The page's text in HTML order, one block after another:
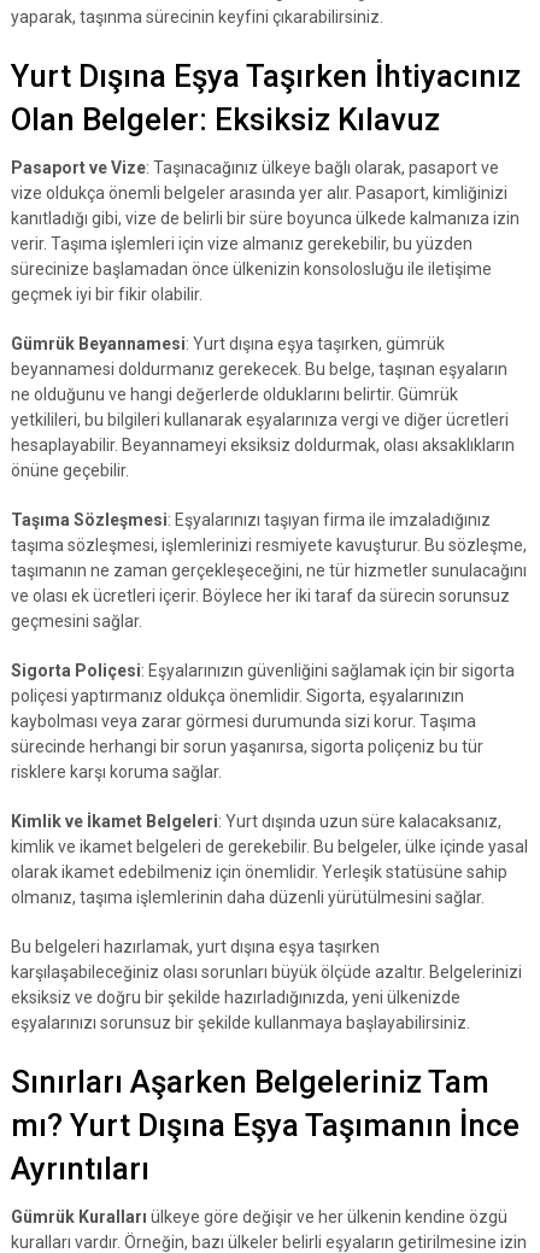
yaparak, taşınma sürecinin keyfini çıkarabilirsiniz.
Yurt Dışına Eşya Taşırken İhtiyacınız
Olan Belgeler: Eksiksiz Kılavuz
Pasaport ve Vize: Taşınacağınız ülkeye bağlı olarak, pasaport ve
vize oldukça önemli belgeler arasında yer alır. Pasaport, kimliğinizi
kanıtladığı gibi, vize de belirli bir süre boyunca ülkede kalmanıza izin
verir. Taşıma işlemleri için vize almanız gerekebilir, bu yüzden
sürecinize başlamadan önce ülkenizin konsolosluğu ile iletişime
geçmek iyi bir fikir olabilir.
Gümrük Beyannamesi: Yurt dışına eşya taşırken, gümrük
beyannamesi doldurmanız gerekecek. Bu belge, taşınan eşyaların
ne olduğunu ve hangi değerlerde olduklarını belirtir. Gümrük
yetkilileri, bu bilgileri kullanarak eşyalarınıza vergi ve diğer ücretleri
hesaplayabilir. Beyannameyi eksiksiz doldurmak, olası aksaklıkların
önüne geçebilir.
Taşıma Sözleşmesi: Eşyalarınızı taşıyan firma ile imzaladığınız
taşıma sözleşmesi, işlemlerinizi resmiyete kavuşturur. Bu sözleşme,
taşımanın ne zaman gerçekleşeceğini, ne tür hizmetler sunulacağını
ve olası ek ücretleri içerir. Böylece her iki taraf da sürecin sorunsuz
geçmesini sağlar.
Sigorta Poliçesi: Eşyalarınızın güvenliğini sağlamak için bir sigorta
poliçesi yaptırmanız oldukça önemlidir. Sigorta, eşyalarınızın
kaybolması veya zarar görmesi durumunda sizi korur. Taşıma
sürecinde herhangi bir sorun yaşanırsa, sigorta poliçeniz bu tür
risklere karşı koruma sağlar.
Kimlik ve İkamet Belgeleri: Yurt dışında uzun süre kalacaksanız,
kimlik ve ikamet belgeleri de gerekebilir. Bu belgeler, ülke içinde yasal
olarak ikamet edebilmeniz için önemlidir. Yerleşik statüsüne sahip
olmanız, taşıma işlemlerinin daha düzenli yürütülmesini sağlar.
Bu belgeleri hazırlamak, yurt dışına eşya taşırken
karşılaşabileceğiniz olası sorunları büyük ölçüde azaltır. Belgelerinizi
eksiksiz ve doğru bir şekilde hazırladığınızda, yeni ülkenizde
eşyalarınızı sorunsuz bir şekilde kullanmaya başlayabilirsiniz.
Sınırları Aşarken Belgeleriniz Tam
mı? Yurt Dışına Eşya Taşımanın İnce
Ayrıntıları
Gümrük Kuralları ülkeye göre değişir ve her ülkenin kendine özgü
kuralları vardır. Örneğin, bazı ülkeler belirli eşyaların getirilmesine izin